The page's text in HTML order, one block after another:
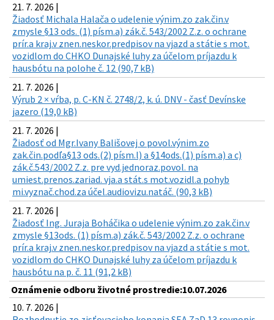
21. 7. 2026 |
Žiadosť Michala Halača o udelenie výnim.zo zak.čin.v
zmysle §13 ods. (1) písm.a) zák.č. 543/2002 Z.z. o ochrane
prír.a kraj.v znen.neskor.predpisov na vjazd a státie s mot.
vozidlom do CHKO Dunajské luhy za účelom príjazdu k
hausbótu na polohe č. 12 (90,7 kB)
21. 7. 2026 |
Výrub 2 × vŕba, p. C-KN č. 2748/2, k. ú. DNV - časť Devínske
jazero (19,0 kB)
21. 7. 2026 |
Žiadosť od Mgr.Ivany Bališovej o povol.výnim.zo
zak.čin.podľa§13 ods.(2) písm.l) a §14ods.(1) písm.a) a c)
zák.č.543/2002 Z.z. pre vyd.jednoraz.povol. na
umiest.prenos.zariad. vja.a stát.s mot.vozidl.a pohyb
mi.vyznač.chod.za účel.audiovizu.natáč. (90,3 kB)
21. 7. 2026 |
Žiadosť Ing. Juraja Boháčika o udelenie výnim.zo zak.čin.v
zmysle §13ods. (1) písm.a) zák.č. 543/2002 Z.z. o ochrane
prír.a kraj.v znen.neskor.predpisov na vjazd a státie s mot.
vozidlom do CHKO Dunajské luhy za účelom príjazdu k
hausbótu na p. č. 11 (91,2 kB)
Oznámenie odboru životné prostredie:10.07.2026
10. 7. 2026 |